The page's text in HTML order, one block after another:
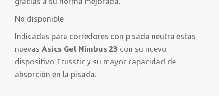
No disponible
Indicadas para corredores con pisada neutra estas
nuevas Asics Gel Nimbus 23 con su nuevo
dispositivo Trusstic y su mayor capacidad de
absorción en la pisada.